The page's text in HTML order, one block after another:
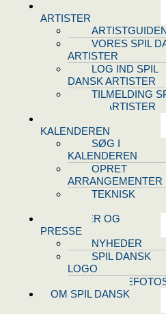
ARTISTER
VORES SPIL
ARTISTER
LOG IND SPIL
DANSK ARTISTER
TILMELDING
DANSK ARTISTER
KALENDEREN
SØG I
KALENDEREN
OPRET
ARRANGEMENTER
TEKNISK
NYHEDER OG
PRESSE
NYHEDER
SPIL DANSK
LOGO
OM SPIL DANSK